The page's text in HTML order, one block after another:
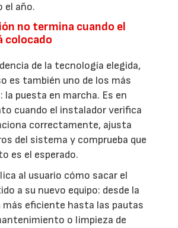
el año.
no termina cuando el
colocado
de la tecnología elegida,
es también uno de los más
puesta en marcha. Es en
cuando el instalador verifica
correctamente, ajusta
del sistema y comprueba que
es el esperado.
al usuario cómo sacar el
a su nuevo equipo: desde la
eficiente hasta las pautas
o limpieza de